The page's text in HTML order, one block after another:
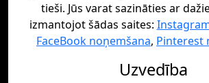
tieši. Jūs varat sazināties ar
izmantojot šādas saites:
FaceBook noņemšana, Pinterest
Uzvedība